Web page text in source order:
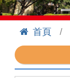
容
區
首頁